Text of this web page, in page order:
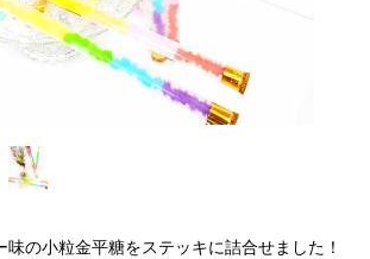
味の小粒金平糖をステッキに詰合せました！